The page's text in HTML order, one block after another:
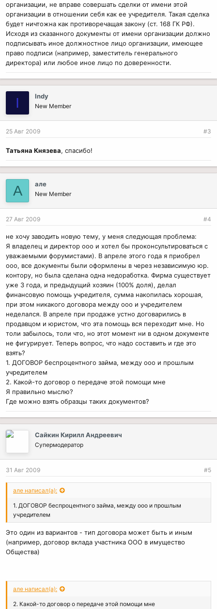
организации, не вправе совершать сделки от имени этой
организации в отношении себя как ее учредителя. Такая сделка
будет ничтожна как противоречащая закону (ст. 168 ГК РФ).
Исходя из сказанного документы от имени организации должно
подписывать иное должностное лицо организации, имеющее
право подписи (например, заместитель генерального
директора) или любое иное лицо по доверенности.
I Indy
New Member
25 Авг 2009 #3
Татьяна Князева, спасибо!
А але
New Member
27 Авг 2009 #4
не хочу заводить новую тему, у меня следующая проблема:
Я владелец и директор ооо и хотел бы проконсультироваться с
уважаемыми форумистами). В апреле этого года я приобрел
ооо, все документы были оформлены в через независимую юр.
контору, но была сделана одна недоработка. Фирма существует
уже 3 года, и предыдущий хозяин (100% доля), делал
финансовую помощь учредителя, сумма накопилась хорошая,
при этом никакого договора между ооо и учредителем
неделался. В апреле при продаже устно договарились в
продавцом и юристом, что эта помощь вся переходит мне. Но
толи забылось, толи что, но этот момент ни в одном документе
не фигурирует. Теперь вопрос, что надо составить и где это
взять?
1. ДОГОВОР беспроцентного займа, между ооо и прошлым
учредителем
2. Какой-то договор о передаче этой помощи мне
Я правильно мыслю?
Где можно взять образцы таких документов?
Сайкин Кирилл Андреевич
Супермодератор
31 Авг 2009 #5
але написал(а):
1. ДОГОВОР беспроцентного займа, между ооо и прошлым
учредителем
Это один из вариантов - тип договора может быть и иным
(например, договор вклада участника ООО в имущество
Общества)
але написал(а):
2. Какой-то договор о передаче этой помощи мне